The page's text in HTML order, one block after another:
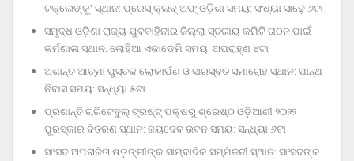
ଟକ୍‌ଲେଙ୍କୁ’ ସ୍ଥାନ: ପ୍ରେସ୍‌ କ୍ଲବ୍‌ ଅଫ୍‌ ଓଡ଼ିଶା ସମୟ: ସଂଧ୍ୟା ସାଢ଼େ ୬ଟା
ସମୃଦ୍ଧ ଓଡ଼ିଶା ରାଜ୍ୟ ଯୁବବାହିନୀର ଜିଲ୍ଲା ସ୍ତରୀୟ କମିଟି ଗଠନ ପାଇଁ
କର୍ମଶାଳା ସ୍ଥାନ: ଲୋହିଆ ଏକାଡେମି ସମୟ: ଅପରାହ୍‌ଣ ୪ଟା
ଅଶାନ୍ତ ଆତ୍ମା ପୁସ୍ତକ ଲୋକାର୍ପଣ ଓ ସାରସ୍ବତ ସମାରୋହ ସ୍ଥାନ: ପାନ୍ଥ
ନିବାସ ସମୟ: ସନ୍ଧ୍ୟା ୫ଟା
ପ୍ରଶାନ୍ତି ଚାରିଟେବୁଲ୍‌ ଟ୍ରଷ୍ଟ୍‌ ପକ୍ଷରୁ ଶ୍ରେଷ୍ଠ ଓଡ଼ିଆଣୀ ୨୦୨୨
ପୁରସ୍କାର ବିତରଣ ସ୍ଥାନ: ଜୟଦେବ ଭବନ ସମୟ: ସନ୍ଧ୍ୟା ୬ଟା
ସାଂସଦ ଅପରାଜିତା ଷଡ଼ଙ୍ଗୀଙ୍କ ସାମ୍ବାଦିକ ସମ୍ମିଳନୀ ସ୍ଥାନ: ସାଂସଦଙ୍କ